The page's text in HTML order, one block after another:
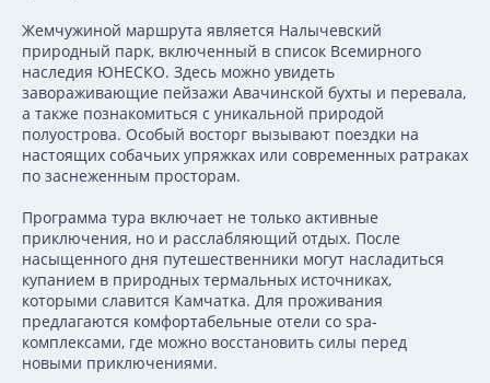
Жемчужиной маршрута является Налычевский
природный парк, включенный в список Всемирного
наследия ЮНЕСКО. Здесь можно увидеть
завораживающие пейзажи Авачинской бухты и перевала,
а также познакомиться с уникальной природой
полуострова. Особый восторг вызывают поездки на
настоящих собачьих упряжках или современных ратраках
по заснеженным просторам.
Программа тура включает не только активные
приключения, но и расслабляющий отдых. После
насыщенного дня путешественники могут насладиться
купанием в природных термальных источниках,
которыми славится Камчатка. Для проживания
предлагаются комфортабельные отели со spa-
комплексами, где можно восстановить силы перед
новыми приключениями.